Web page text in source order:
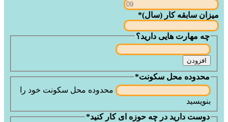
میزان سابقه کار (سال)*
چه مهارت هایی دارید؟
افزودن
محدوده محل سکونت*
محدوده محل سکونت خود را
بنویسید
دوست دارید در چه حوزه ای کار کنید*